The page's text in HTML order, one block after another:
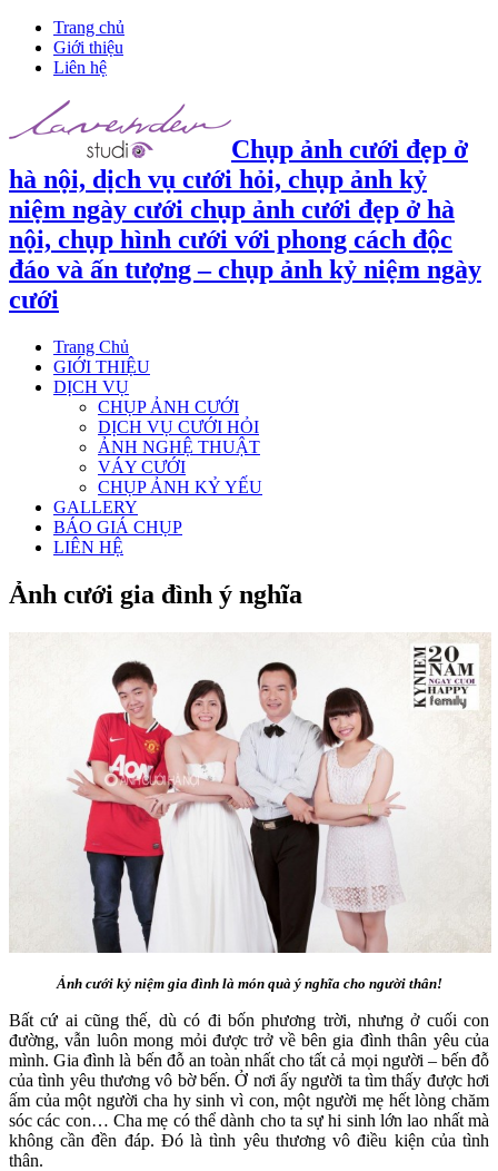
Trang chủ
Giới thiệu
Liên hệ
Chụp ảnh cưới đẹp ở
hà nội, dịch vụ cưới hỏi, chụp ảnh kỷ
niệm ngày cưới chụp ảnh cưới đẹp ở hà
nội, chụp hình cưới với phong cách độc
đáo và ấn tượng – chụp ảnh kỷ niệm ngày
cưới
Trang Chủ
GIỚI THIỆU
DỊCH VỤ
CHỤP ẢNH CƯỚI
DỊCH VỤ CƯỚI HỎI
ẢNH NGHỆ THUẬT
VÁY CƯỚI
CHỤP ẢNH KỶ YẾU
GALLERY
BÁO GIÁ CHỤP
LIÊN HỆ
Ảnh cưới gia đình ý nghĩa
Ảnh cưới kỷ niệm gia đình là món quà ý nghĩa cho người thân!
Bất cứ ai cũng thế, dù có đi bốn phương trời, nhưng ở cuối con
đường, vẫn luôn mong mỏi được trở về bên gia đình thân yêu của
mình. Gia đình là bến đỗ an toàn nhất cho tất cả mọi người – bến đỗ
của tình yêu thương vô bờ bến. Ở nơi ấy người ta tìm thấy được hơi
ấm của một người cha hy sinh vì con, một người mẹ hết lòng chăm
sóc các con… Cha mẹ có thể dành cho ta sự hi sinh lớn lao nhất mà
không cần đền đáp. Đó là tình yêu thương vô điều kiện của tình
thân.